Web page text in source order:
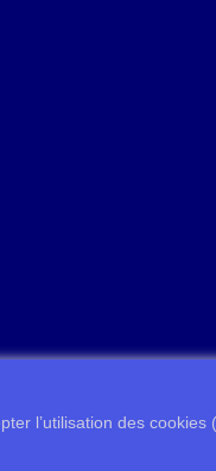
l’utilisation des